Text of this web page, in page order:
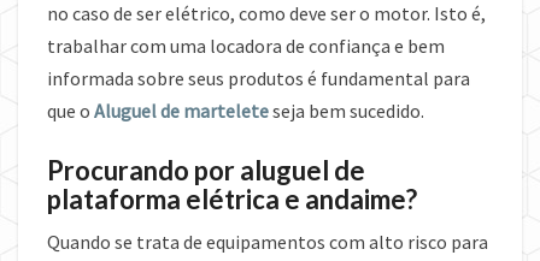
no caso de ser elétrico, como deve ser o motor. Isto é,
trabalhar com uma locadora de confiança e bem
informada sobre seus produtos é fundamental para
que o Aluguel de marteleteseja bem sucedido.
Procurando por aluguel de
plataforma elétrica e andaime?
Quando se trata de equipamentos com alto risco para